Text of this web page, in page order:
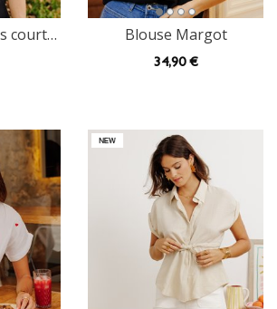
à dentelle Blouse Margot
34,90 €